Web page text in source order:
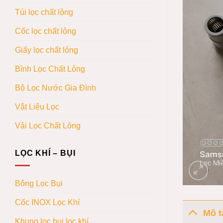
Túi lọc chất lỏng
Cốc lọc chất lỏng
Giấy lọc chất lỏng
Bình Lọc Chất Lỏng
Bộ Lọc Nước Gia Đình
Vật Liệu Lọc
Vải Lọc Chất Lỏng
LỌC KHÍ – BỤI
Bông Lọc Bụi
Cốc INOX Lọc Khí
Khung lọc bụi lọc khí
Mô